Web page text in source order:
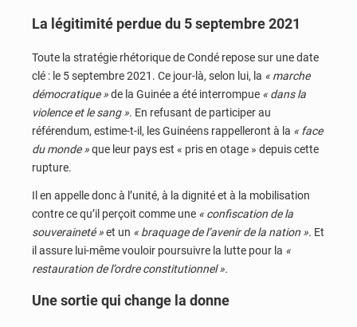
La légitimité perdue du 5 septembre 2021
Toute la stratégie rhétorique de Condé repose sur une date
clé : le 5 septembre 2021. Ce jour-là, selon lui, la « marche
démocratique »de la Guinée a été interrompue « dans la
violence et le sang ». En refusant de participer au
référendum, estime-t-il, les Guinéens rappelleront à la « face
du monde »que leur pays est « pris en otage » depuis cette
rupture.
Il en appelle donc à l’unité, à la dignité et à la mobilisation
contre ce qu’il perçoit comme une « confiscation de la
souveraineté »et un « braquage de l’avenir de la nation ». Et
il assure lui-même vouloir poursuivre la lutte pour la «
restauration de l’ordre constitutionnel ».
Une sortie qui change la donne